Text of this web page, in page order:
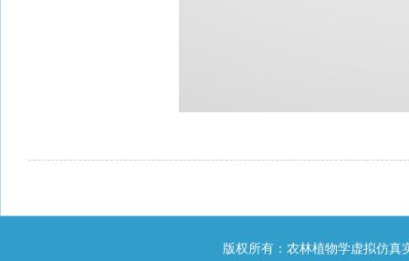
版权所有：农林植物学虚拟仿